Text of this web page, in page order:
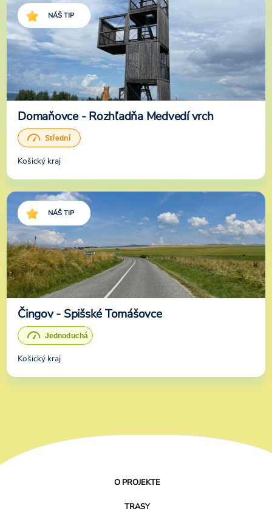
NÁŠ TIP
Domaňovce - Rozhľadňa Medvedí vrch
Košický kraj
NÁŠ TIP
Čingov - Spišské Tomášovce
Košický kraj
O PROJEKTE
TRASY